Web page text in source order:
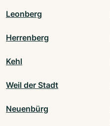
Leonberg
Herrenberg
Kehl
Weil der Stadt
Neuenbürg